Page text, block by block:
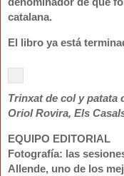
catalana.
El libro ya está
Trinxat de col y patata
Oriol Rovira, Els
EQUIPO EDITORIAL
Fotografía: las
Allende, uno de los